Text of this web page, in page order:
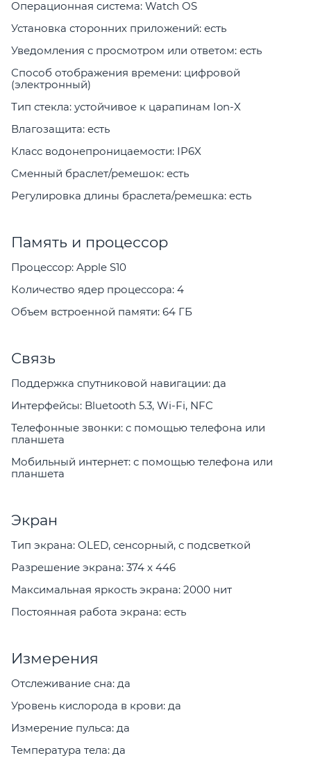
Операционная система: Watch OS
Установка сторонних приложений: есть
Уведомления с просмотром или ответом: есть
Способ отображения времени: цифровой
(электронный)
Тип стекла: устойчивое к царапинам Ion-X
Влагозащита: есть
Класс водонепроницаемости: IP6X
Сменный браслет/ремешок: есть
Регулировка длины браслета/ремешка: есть
Память и процессор
Процессор: Apple S10
Количество ядер процессора: 4
Объем встроенной памяти: 64 ГБ
Связь
Поддержка спутниковой навигации: да
Интерфейсы: Bluetooth 5.3, Wi-Fi, NFC
Телефонные звонки: с помощью телефона или
планшета
Мобильный интернет: с помощью телефона или
планшета
Экран
Тип экрана: OLED, сенсорный, с подсветкой
Разрешение экрана: 374 x 446
Максимальная яркость экрана: 2000 нит
Постоянная работа экрана: есть
Измерения
Отслеживание сна: да
Уровень кислорода в крови: да
Измерение пульса: да
Температура тела: да